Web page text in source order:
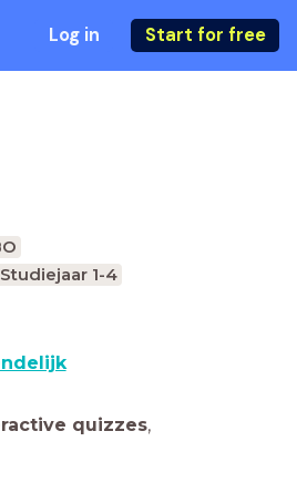
Log in Start for free
Studiejaar 1-4
quizzes,